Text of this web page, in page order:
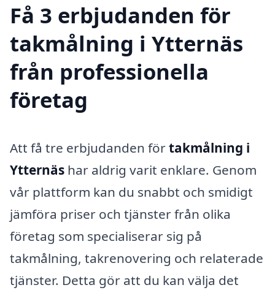
Få 3 erbjudanden för
takmålning i Ytternäs
från professionella
företag
Att få tre erbjudanden förtakmålning i
Ytternäs har aldrig varit enklare. Genom
vår plattform kan du snabbt och smidigt
jämföra priser och tjänster från olika
företag som specialiserar sig på
takmålning, takrenovering och relaterade
tjänster. Detta gör att du kan välja det